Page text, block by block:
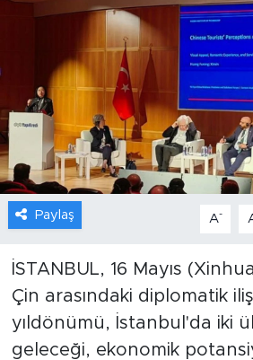
Paylaş A-
İSTANBUL, 16 Mayıs
Çin arasındaki diplomatik
yıldönümü, İstanbul'da iki
geleceği, ekonomik
Bilim ve Teknoloji
Çin Fuarları
Gündem
Video
Sağlık
Xinhua
Xinhua Türkiye